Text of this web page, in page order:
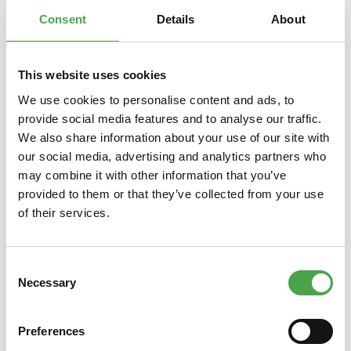
Consent Details About
This website uses cookies
We use cookies to personalise content and ads, to
provide social media features and to analyse our traffic.
We also share information about your use of our site with
our social media, advertising and analytics partners who
may combine it with other information that you’ve
provided to them or that they’ve collected from your use
of their services.
Selection
Necessary
Preferences
Produktgalerie überspringen